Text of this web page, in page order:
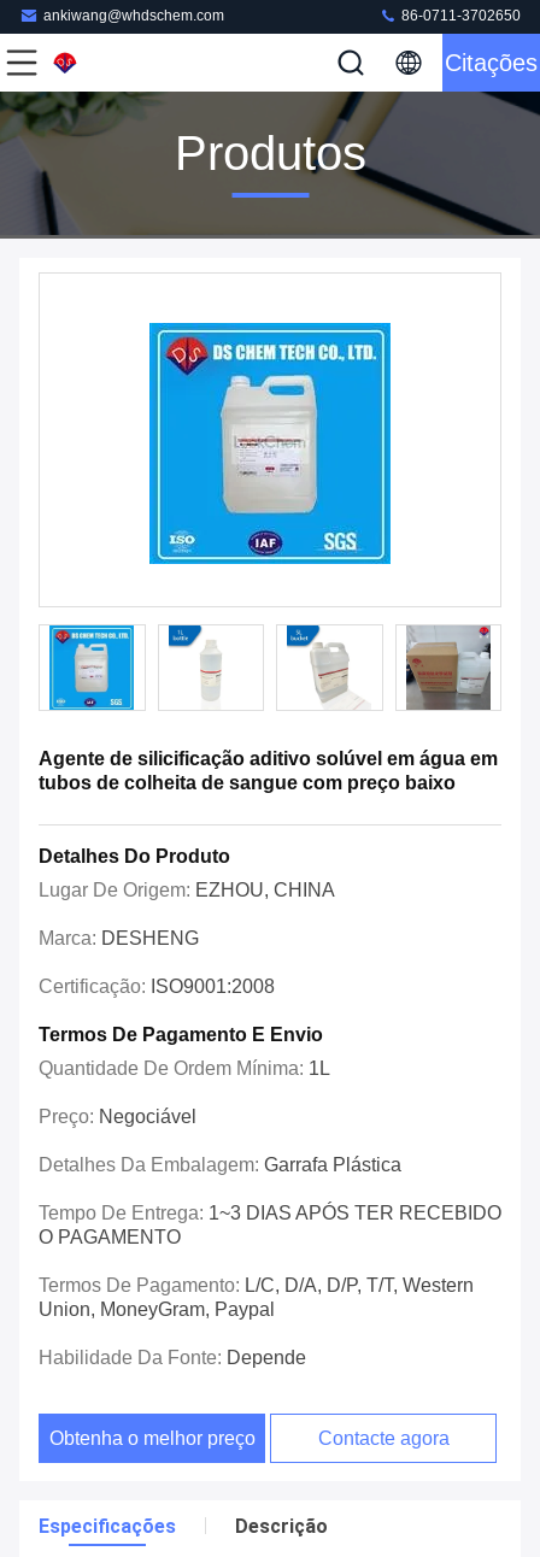
ankiwang@whdschem.com 86-0711-3702650
Citações
Produtos
Agente de silicificação aditivo solúvel em água em
tubos de colheita de sangue com preço baixo
Detalhes Do Produto
Lugar De Origem: EZHOU, CHINA
Marca: DESHENG
Certificação: ISO9001:2008
Termos De Pagamento E Envio
Quantidade De Ordem Mínima: 1L
Preço: Negociável
Detalhes Da Embalagem: Garrafa Plástica
Tempo De Entrega: 1~3 DIAS APÓS TER RECEBIDO
O PAGAMENTO
Termos De Pagamento: L/C, D/A, D/P, T/T, Western
Union, MoneyGram, Paypal
Habilidade Da Fonte: Depende
Obtenha o melhor preço Contacte agora
Especificações Descrição